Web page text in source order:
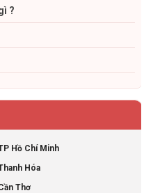
?
Hồ Chí Minh
Hóa
Thơ